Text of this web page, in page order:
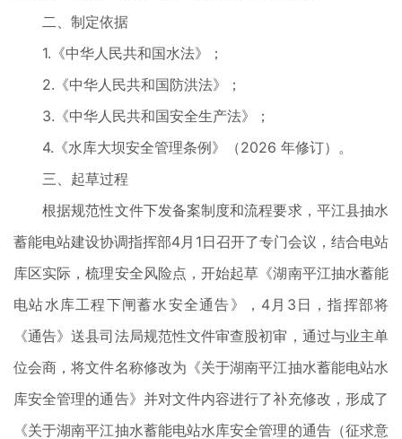
二、制定依据
1.《中华人民共和国水法》；
2.《中华人民共和国防洪法》；
3.《中华人民共和国安全生产法》；
4.《水库大坝安全管理条例》（2026 年修订）。
三、起草过程
根据规范性文件下发备案制度和流程要求，平江县抽水
蓄能电站建设协调指挥部4月1日召开了专门会议，结合电站
库区实际，梳理安全风险点，开始起草《湖南平江抽水蓄能
电站水库工程下闸蓄水安全通告》，4月3日，指挥部将
《通告》送县司法局规范性文件审查股初审，通过与业主单
位会商，将文件名称修改为《关于湖南平江抽水蓄能电站水
库安全管理的通告》并对文件内容进行了补充修改，形成了
《关于湖南平江抽水蓄能电站水库安全管理的通告（征求意